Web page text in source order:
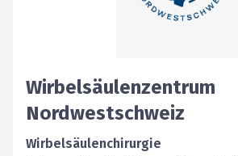
Wirbelsäulenzentrum
Nordwestschweiz
Wirbelsäulenchirurgie